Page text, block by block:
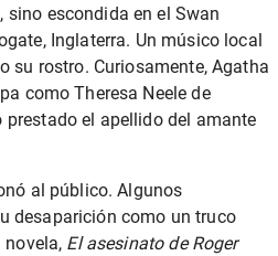
escondida en el Swan
Inglaterra. Un músico local
su rostro. Curiosamente, Agatha
como Theresa Neele de
prestado el apellido del amante
al público. Algunos
desaparición como un truco
El asesinato de Roger